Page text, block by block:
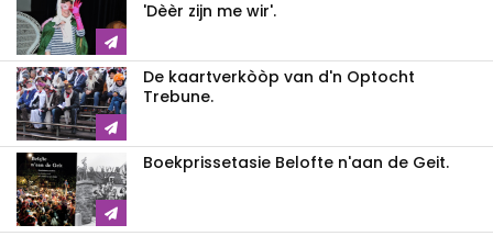
'Dèèr zijn me wir'.
De kaartverkòòp van d'n Optocht
Trebune.
Boekprissetasie Belofte n'aan de Geit.